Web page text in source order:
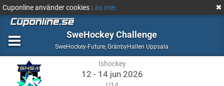
Cuponline använder cookies Läs mer
SweHockey Challenge
SweHockey-Future,Ishockey
GränbyHallen Uppsala
Uppsala
Ishockey
12 - 14 jun 2026